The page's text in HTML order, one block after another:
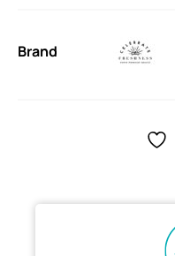
Brand